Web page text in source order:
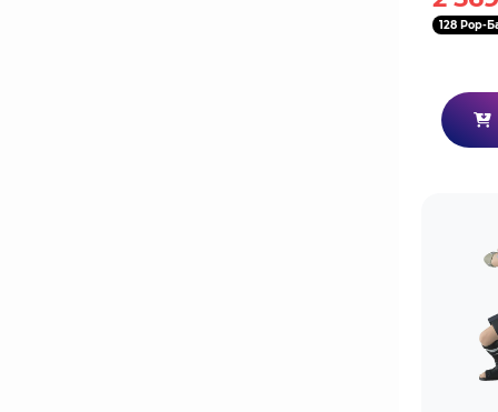
128 Pop-